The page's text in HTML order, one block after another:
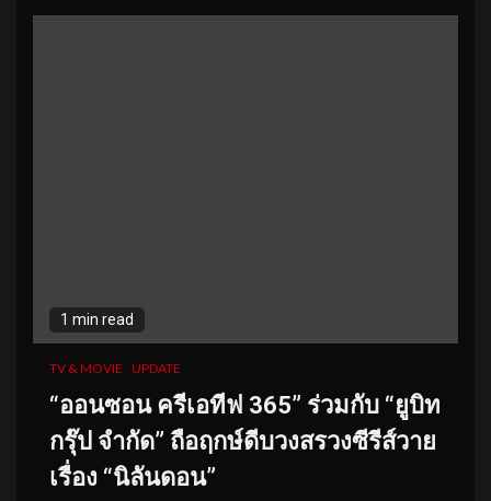
1 min read
TV & MOVIE UPDATE
“ออนซอน ครีเอทีฟ 365” ร่วมกับ “ยูบิท
กรุ๊ป จำกัด” ถือฤกษ์ดีบวงสรวงซีรีส์วาย
เรื่อง “นิลันดอน”